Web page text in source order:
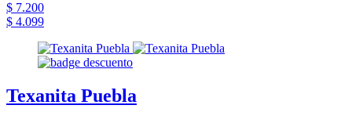
$ 7.200
$ 4.099
Texanita Puebla